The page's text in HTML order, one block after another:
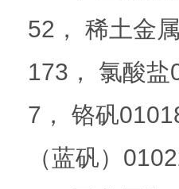
52， 稀土金
173， 氯酸
7， 铬矾
（蓝矾）